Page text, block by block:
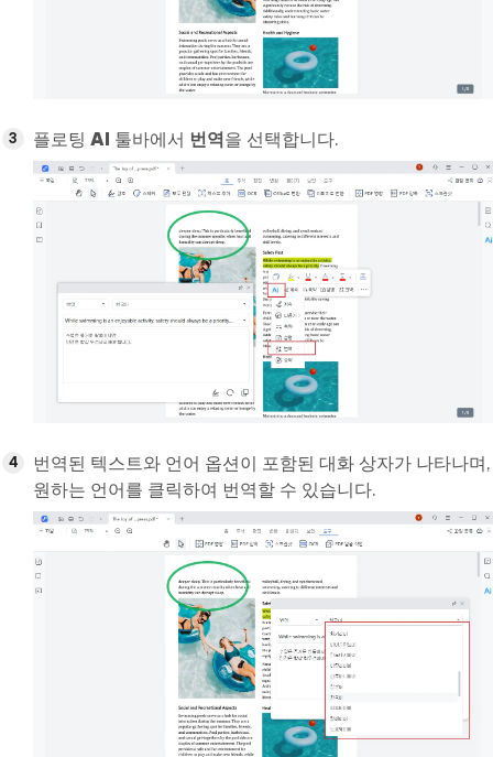
플로팅 AI 툴바에서 번역을 선택합니다.
번역된 텍스트와 언어 옵션이 포함된 대화 상자가 나타나며,
원하는 언어를 클릭하여 번역할 수 있습니다.